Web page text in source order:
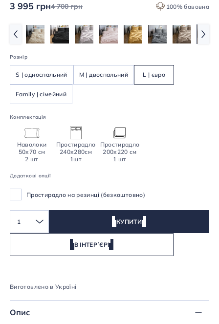
3 995 грн4 700 грн 100% бавовна
Розмір
S | односпальний M | двоспальний L | євро
Family | сімейний
Комплектація
Наволоки
50х70 см
2 шт
Простирадло
240х280см
1шт
Простирадло
200х220 см
1 шт
Додаткові опції
Простирадло на резинці (безкоштовно)
1 КУПИТИ
В ІНТЕРʼЄРІ
Виготовлено в Україні
Опис